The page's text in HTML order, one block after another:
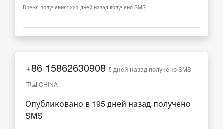
Время получения: 221 дней назад получено SMS
+86 15862630908 5 дней назад получено SMS
中国 CHINA
Опубликовано в 195 дней назад получено
SMS